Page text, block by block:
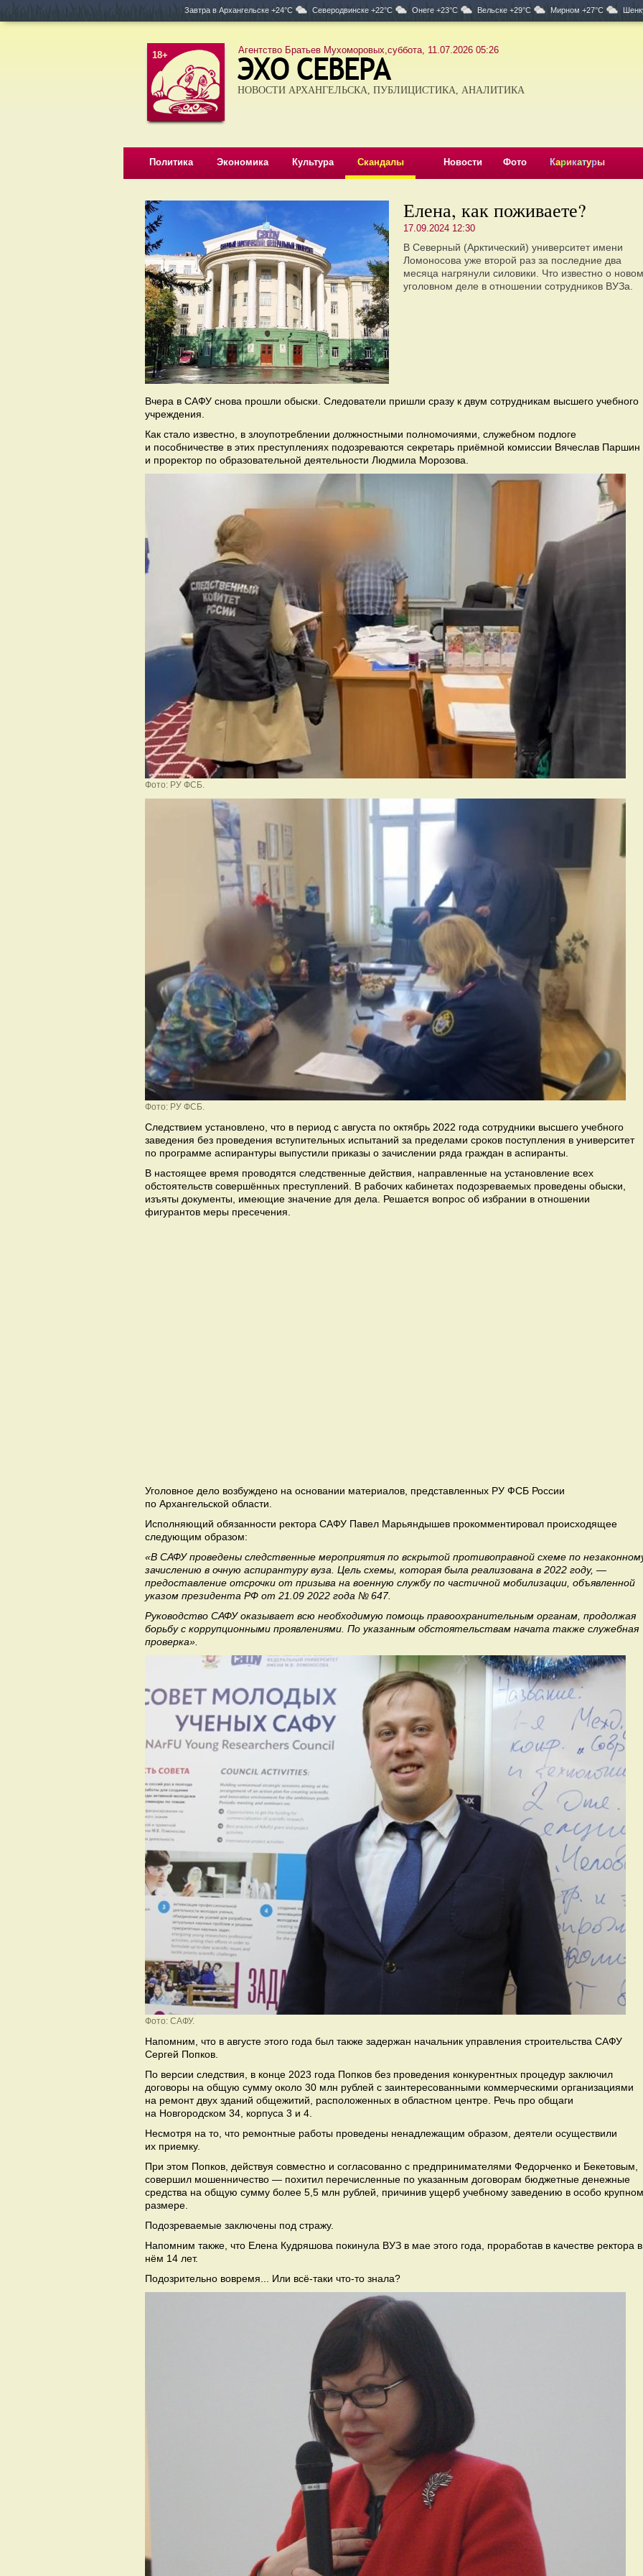
Завтра в Архангельске +24°C Северодвинске +22°C Онеге +23°C Вельске +29°C Мирном +27°C
18+ Агентство Братьев Мухоморовых,суббота, 11.07.2026 05:26
НОВОСТИ АРХАНГЕЛЬСКА, ПУБЛИЦИСТИКА, АНАЛИТИКА
Политика Экономика Культура Скандалы Новости Фото Карикатуры
Елена, как поживаете?
17.09.2024 12:30
В Северный (Арктический) университет имени
Ломоносова уже второй раз за последние два
месяца нагрянули силовики. Что известно о новом
уголовном деле в отношении сотрудников ВУЗа.
Вчера в САФУ снова прошли обыски. Следователи пришли сразу к двум сотрудникам высшего учебного
учреждения.
Как стало известно, в злоупотреблении должностными полномочиями, служебном подлоге
и пособничестве в этих преступлениях подозреваются секретарь приёмной комиссии Вячеслав Паршин
и проректор по образовательной деятельности Людмила Морозова.
Фото: РУ ФСБ.
Фото: РУ ФСБ.
Следствием установлено, что в период с августа по октябрь 2022 года сотрудники высшего учебного
заведения без проведения вступительных испытаний за пределами сроков поступления в университет
по программе аспирантуры выпустили приказы о зачислении ряда граждан в аспиранты.
В настоящее время проводятся следственные действия, направленные на установление всех
обстоятельств совершённых преступлений. В рабочих кабинетах подозреваемых проведены обыски,
изъяты документы, имеющие значение для дела. Решается вопрос об избрании в отношении
фигурантов меры пресечения.
Уголовное дело возбуждено на основании материалов, представленных РУ ФСБ России
по Архангельской области.
Исполняющий обязанности ректора САФУ Павел Марьяндышев прокомментировал происходящее
следующим образом:
«В САФУ проведены следственные мероприятия по вскрытой противоправной схеме по
зачислению в очную аспирантуру вуза. Цель схемы, которая была реализована в 2022 году, —
предоставление отсрочки от призыва на военную службу по частичной мобилизации, объявленной
указом президента РФ от 21.09 2022 года № 647.
Руководство САФУ оказывает всю необходимую помощь правоохранительным органам, продолжая
борьбу с коррупционными проявлениями. По указанным обстоятельствам начата также служебная
проверка».
Фото: САФУ.
Напомним, что в августе этого года был также задержан начальник управления строительства САФУ
Сергей Попков.
По версии следствия, в конце 2023 года Попков без проведения конкурентных процедур заключил
договоры на общую сумму около 30 млн рублей с заинтересованными коммерческими организациями
на ремонт двух зданий общежитий, расположенных в областном центре. Речь про общаги
на Новгородском 34, корпуса 3 и 4.
Несмотря на то, что ремонтные работы проведены ненадлежащим образом, деятели осуществили
их приемку.
При этом Попков, действуя совместно и согласованно с предпринимателями Федорченко и Бекетовым,
совершил мошенничество — похитил перечисленные по указанным договорам бюджетные денежные
средства на общую сумму более 5,5 млн рублей, причинив ущерб учебному заведению в особо крупном
размере.
Подозреваемые заключены под стражу.
Напомним также, что Елена Кудряшова покинула ВУЗ в мае этого года, проработав в качестве ректора в
нём 14 лет.
Подозрительно вовремя... Или всё-таки что-то знала?